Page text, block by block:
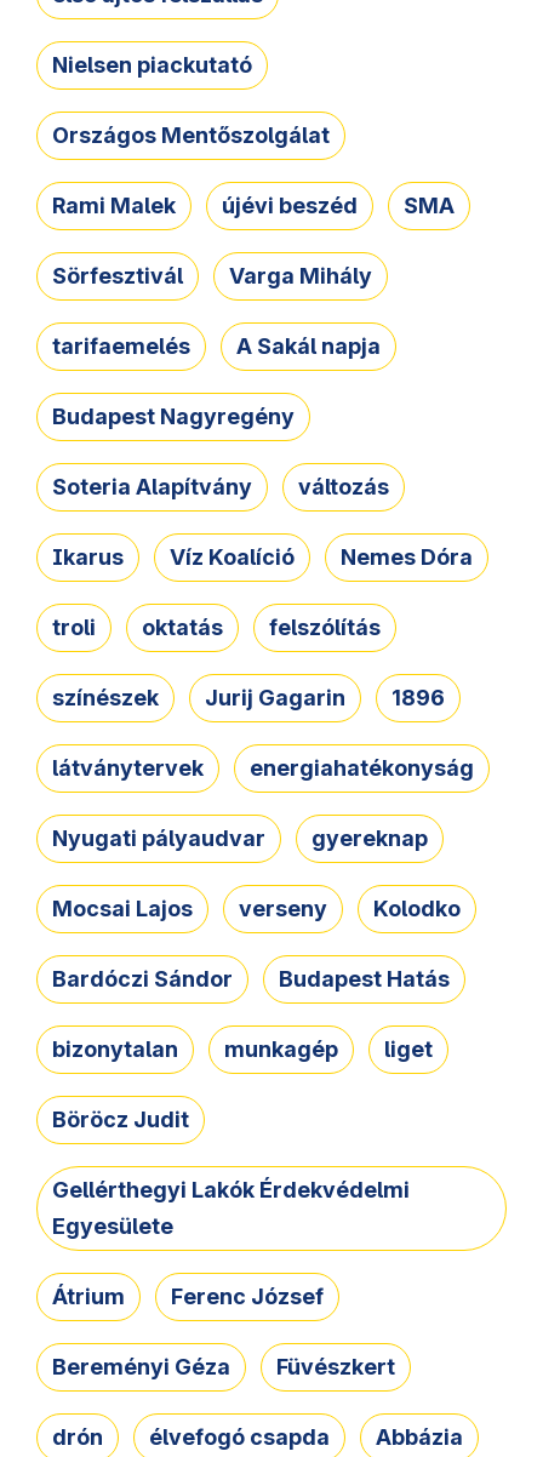
Nielsen piackutató
Országos Mentőszolgálat
Rami Malek újévi beszéd SMA
Sörfesztivál Varga Mihály
tarifaemelés A Sakál napja
Budapest Nagyregény
Soteria Alapítvány változás
Ikarus Víz Koalíció Nemes Dóra
troli oktatás felszólítás
színészek Jurij Gagarin 1896
látványtervek energiahatékonyság
Nyugati pályaudvar gyereknap
Mocsai Lajos verseny Kolodko
Bardóczi Sándor Budapest Hatás
bizonytalan munkagép liget
Böröcz Judit
Gellérthegyi Lakók Érdekvédelmi
Egyesülete
Átrium Ferenc József
Bereményi Géza Füvészkert
drón élvefogó csapda Abbázia